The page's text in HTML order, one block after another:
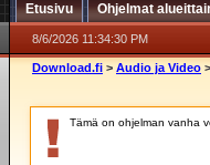
Etusivu Ohjelmat
8/6/2026 11:34:30 PM
Download.fi > Audio ja Video >
Tämä on ohjelman vanha